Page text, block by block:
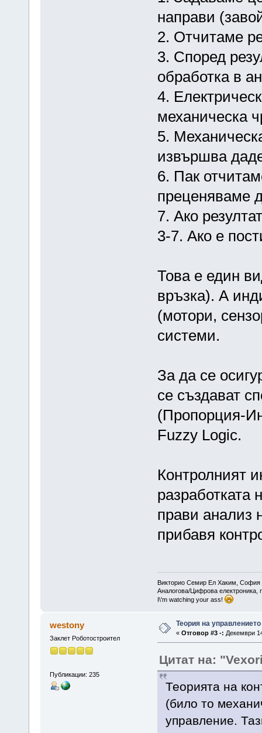
направи
2. Отчитаме
3. Според
обработка в
4.
механическа
5.
извършва
6. Пак
преценяваме
7. Ако
3-7. Ако е
Това е един
връзка). А
(мотори,
системи.
За да се
се създават
(Пропорция-
Fuzzy Logic.
Контролният
разработката
прави анализ
прибавя
Викторио Семир Ел Хаким, София
Аналогова/Цифрова електроника,
I\'m watching your ass!
westony
Заклет Роботостроител
Публикации: 235
Теория на управлението
« Отговор #3 -: Декември
Цитат на:
Теорията на
(било то
управление.